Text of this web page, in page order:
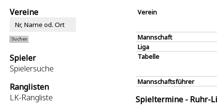
Vereine
Spieler
Spielersuche
Ranglisten
LK-Rangliste
Verein
Mannschaft
Liga
Tabelle
Mannschaftsführer
Spieltermine - Ruhr-